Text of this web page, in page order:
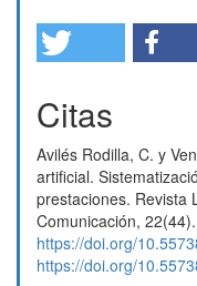
Citas
Avilés Rodilla, C. y
artificial.
prestaciones. Revista
Comunicación, 22(44).
https://doi.org/
https://doi.org/